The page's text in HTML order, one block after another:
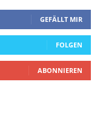
GEFÄLLT MIR
FOLGEN
ABONNIEREN